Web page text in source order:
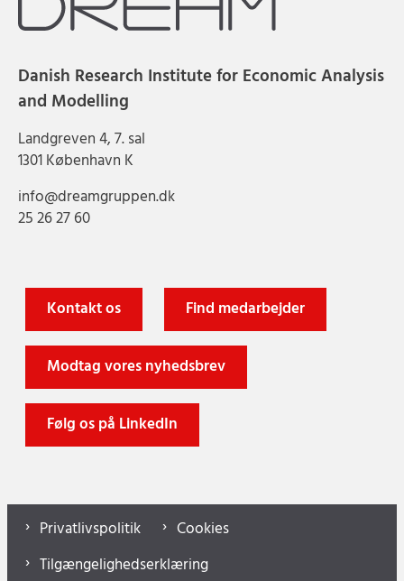
Danish Research Institute for Economic Analysis
and Modelling
Landgreven 4, 7. sal
1301 København K
info@dreamgruppen.dk
25 26 27 60
Kontakt os Find medarbejder
Modtag vores nyhedsbrev
Følg os på LinkedIn
Privatlivspolitik
Cookies
Tilgængelighedserklæring